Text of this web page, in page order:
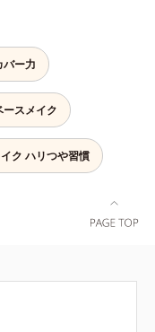
ー力
スメイク
ク ハリつや習慣